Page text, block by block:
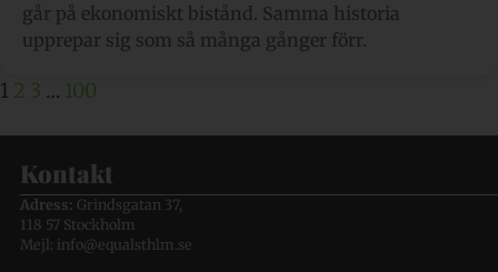
går på ekonomiskt bistånd. Samma historia
upprepar sig som så många gånger förr.
1 2 3 … 100
Kontakt
Adress: Grindsgatan 37,
118 57 Stockholm
Mejl: info@equalsthlm.se